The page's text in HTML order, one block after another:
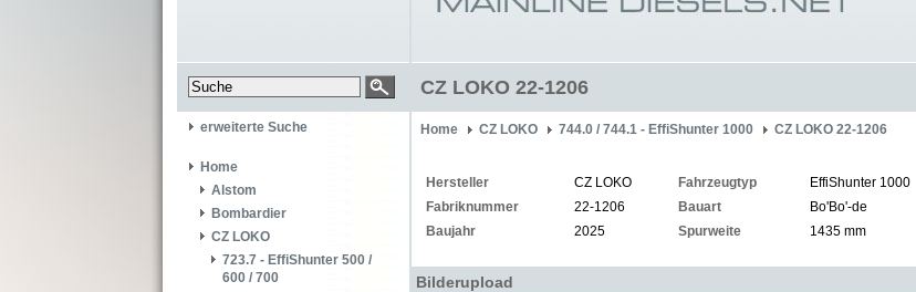
CZ LOKO 22-1206
erweiterte Suche
Home
Alstom
Bombardier
CZ LOKO
723.7 - EffiShunter 500 /
600 / 700
Home CZ LOKO 744.0 / 744.1 - EffiShunter 1000 CZ LOKO 22-1206
Hersteller CZ LOKO Fahrzeugtyp
EffiShunter 1000
Fabriknummer
22-1206 Bauart
Bo'Bo'-de
Baujahr
2025 Spurweite 1435 mm
Bilderupload